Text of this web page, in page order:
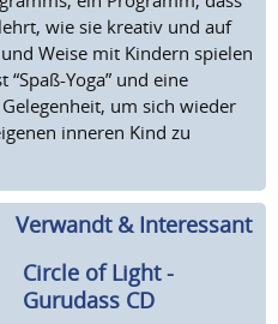
wie sie kreativ und auf
Weise mit Kindern spielen
“Spaß-Yoga” und eine
um sich wieder
inneren Kind zu
Verwandt & Interessant
Circle of Light -
Gurudass CD